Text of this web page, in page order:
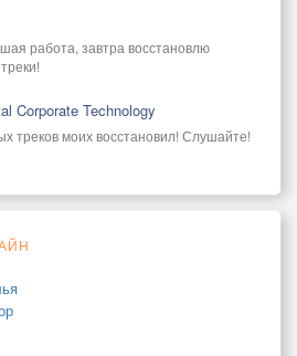
работа, завтра восстановлю
Corporate Technology
треков моих восстановил! Слушайте!